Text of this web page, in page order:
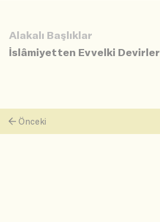
Alakalı Başlıklar
İslâmiyetten Evvelki Devirler
Önceki